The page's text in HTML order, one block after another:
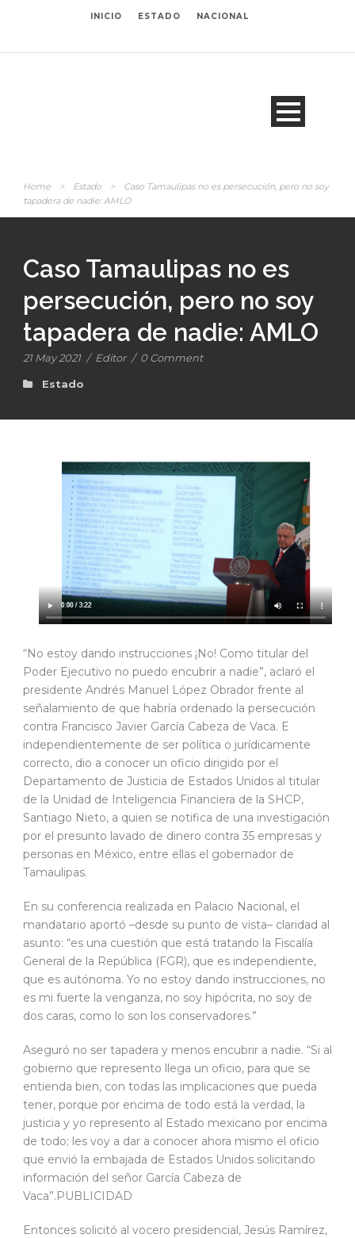
INICIO ESTADO NACIONAL
Home > Estado >
Caso Tamaulipas no es persecución, pero no soy
tapadera de nadie: AMLO
Caso Tamaulipas no es
persecución, pero no soy
tapadera de nadie: AMLO
21 May 2021 / Editor / 0 Comment
Estado
“No estoy dando instrucciones ¡No! Como titular del
Poder Ejecutivo no puedo encubrir a nadie”, aclaró el
presidente Andrés Manuel López Obrador frente al
señalamiento de que habría ordenado la persecución
contra Francisco Javier García Cabeza de Vaca. E
independientemente de ser política o jurídicamente
correcto, dio a conocer un oficio dirigido por el
Departamento de Justicia de Estados Unidos al titular
de la Unidad de Inteligencia Financiera de la SHCP,
Santiago Nieto, a quien se notifica de una investigación
por el presunto lavado de dinero contra 35 empresas y
personas en México, entre ellas el gobernador de
Tamaulipas.
En su conferencia realizada en Palacio Nacional, el
mandatario aportó –desde su punto de vista– claridad al
asunto: “es una cuestión que está tratando la Fiscalía
General de la República (FGR), que es independiente,
que es autónoma. Yo no estoy dando instrucciones, no
es mi fuerte la venganza, no soy hipócrita, no soy de
dos caras, como lo son los conservadores.”
Aseguró no ser tapadera y menos encubrir a nadie. “Si al
gobierno que represento llega un oficio, para que se
entienda bien, con todas las implicaciones que pueda
tener, porque por encima de todo está la verdad, la
justicia y yo represento al Estado mexicano por encima
de todo; les voy a dar a conocer ahora mismo el oficio
que envió la embajada de Estados Unidos solicitando
información del señor García Cabeza de
Vaca”.PUBLICIDAD
Entonces solicitó al vocero presidencial, Jesús Ramírez,